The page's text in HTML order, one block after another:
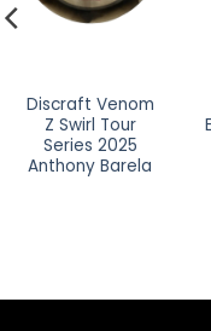
Discraft Venom
Z Swirl Tour
Series 2025
Anthony Barela